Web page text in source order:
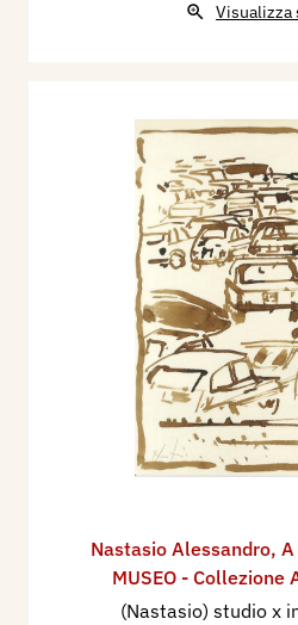
Visualizza
Nastasio Alessandro, A
MUSEO - Collezione
(Nastasio) studio x